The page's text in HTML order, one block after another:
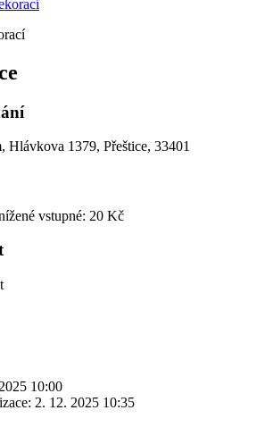
Hlávkova 1379, Přeštice, 33401
vstupné: 20 Kč
10:00
2. 12. 2025 10:35